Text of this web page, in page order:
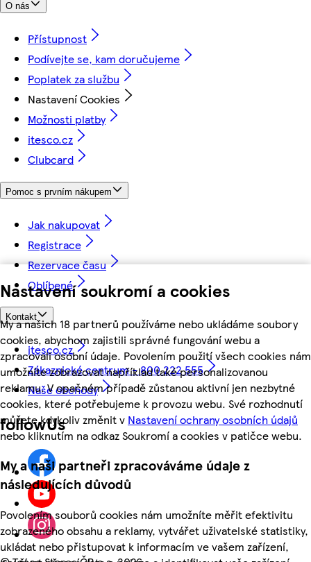
Nastavení soukromí a cookies
My a našich 18 partnerů používáme nebo ukládáme soubory
cookies, abychom zajistili správné fungování webu a
zpracovali osobní údaje. Povolením použití všech cookies nám
umožníte zobrazovat například také personalizovanou
reklamu. V opačném případě zůstanou aktivní jen nezbytné
cookies, které potřebujeme k provozu webu. Své rozhodnutí
můžete kdykoliv změnit v Nastavení ochrany osobních údajů
nebo kliknutím na odkaz Soukromí a cookies v patičce webu.
My a naši partneři zpracováváme údaje z
následujících důvodů
Povolením souborů cookies nám umožníte měřit efektivitu
zobrazeného obsahu a reklamy, vytvářet uživatelské statistiky,
ukládat nebo přistupovat k informacím ve vašem zařízení,
O nás
Přístupnost
Podívejte se, kam doručujeme
Poplatek za službu
Nastavení Cookies
Možnosti platby
itesco.cz
Clubcard
Pomoc s prvním nákupem
Jak nakupovat
Registrace
Rezervace času
Oblíbené
Kontakt
itesco.cz
Zákaznické centrum - 800 222 555
Naše obchody
followUs